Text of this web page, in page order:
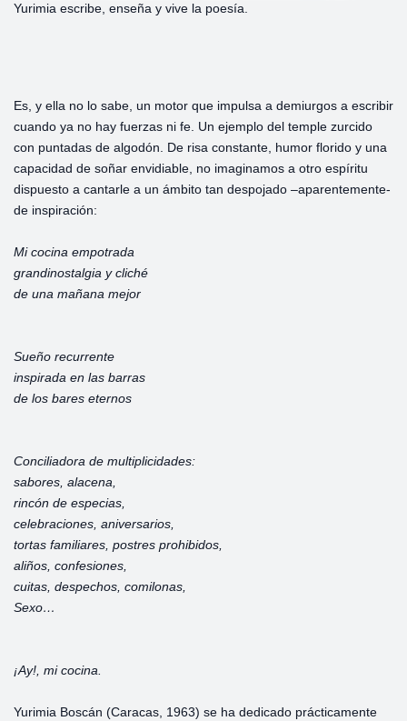
Yurimia escribe, enseña y vive la poesía.
Es, y ella no lo sabe, un motor que impulsa a demiurgos a escribir
cuando ya no hay fuerzas ni fe. Un ejemplo del temple zurcido
con puntadas de algodón. De risa constante, humor florido y una
capacidad de soñar envidiable, no imaginamos a otro espíritu
dispuesto a cantarle a un ámbito tan despojado –aparentemente-
de inspiración:
Mi cocina empotrada
grandinostalgia y cliché
de una mañana mejor
Sueño recurrente
inspirada en las barras
de los bares eternos
Conciliadora de multiplicidades:
sabores, alacena,
rincón de especias,
celebraciones, aniversarios,
tortas familiares, postres prohibidos,
aliños, confesiones,
cuitas, despechos, comilonas,
Sexo…
¡Ay!, mi cocina.
Yurimia Boscán (Caracas, 1963) se ha dedicado prácticamente